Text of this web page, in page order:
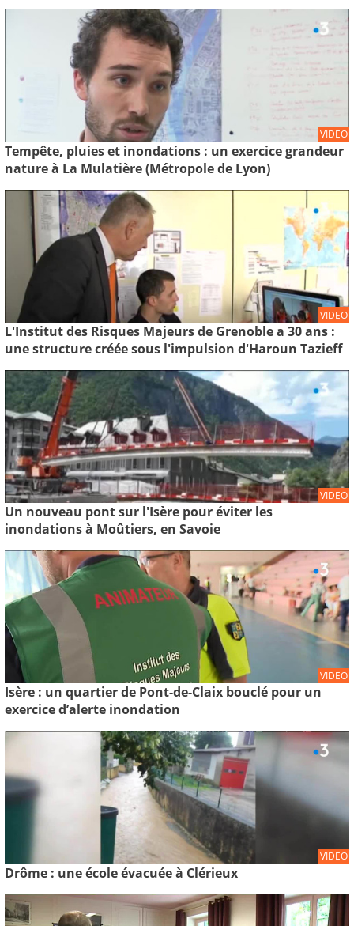
VIDEO
Tempête, pluies et inondations : un exercice grandeur
nature à La Mulatière (Métropole de Lyon)
VIDEO
L'Institut des Risques Majeurs de Grenoble a 30 ans :
une structure créée sous l'impulsion d'Haroun Tazieff
VIDEO
Un nouveau pont sur l'Isère pour éviter les
inondations à Moûtiers, en Savoie
VIDEO
Isère : un quartier de Pont-de-Claix bouclé pour un
exercice d’alerte inondation
VIDEO
Drôme : une école évacuée à Clérieux